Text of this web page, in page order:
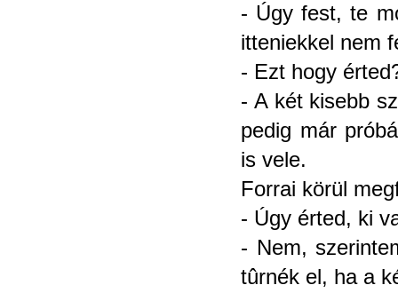
- Úgy fest, te
itteniekkel nem
- Ezt hogy
- A két kisebb
pedig már
is vele.
Forrai körül
- Úgy érted, ki
- Nem,
tûrnék el, ha a